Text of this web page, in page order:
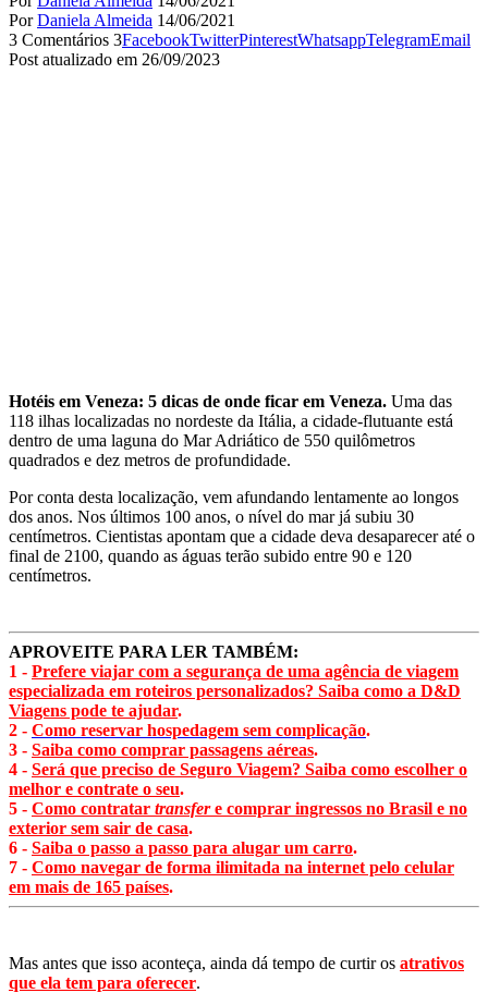
PorDaniela Almeida 14/06/2021
3 Comentários 3FacebookTwitterPinterestWhatsappTelegramEmail
Post atualizado em 26/09/2023
Hotéis em Veneza: 5 dicas de onde ficar em Veneza. Uma das
118 ilhas localizadas no nordeste da Itália, a cidade-flutuante está
dentro de uma laguna do Mar Adriático de 550 quilômetros
quadrados e dez metros de profundidade.
Por conta desta localização, vem afundando lentamente ao longos
dos anos. Nos últimos 100 anos, o nível do mar já subiu 30
centímetros. Cientistas apontam que a cidade deva desaparecer até o
final de 2100, quando as águas terão subido entre 90 e 120
centímetros.
APROVEITE PARA LER TAMBÉM:
1 - Prefere viajar com a segurança de uma agência de viagem
especializada em roteiros personalizados? Saiba como a D&D
Viagens pode te ajudar.
2 - Como reservar hospedagem sem complicação.
3 - Saiba como comprar passagens aéreas.
4 - Será que preciso de Seguro Viagem? Saiba como escolher o
melhor e contrate o seu.
5 - Como contratar transfere comprar ingressos no Brasil e no
exterior sem sair de casa.
6 - Saiba o passo a passo para alugar um carro.
7 - Como navegar de forma ilimitada na internet pelo celular
em mais de 165 países.
Mas antes que isso aconteça, ainda dá tempo de curtir os atrativos
que ela tem para oferecer.